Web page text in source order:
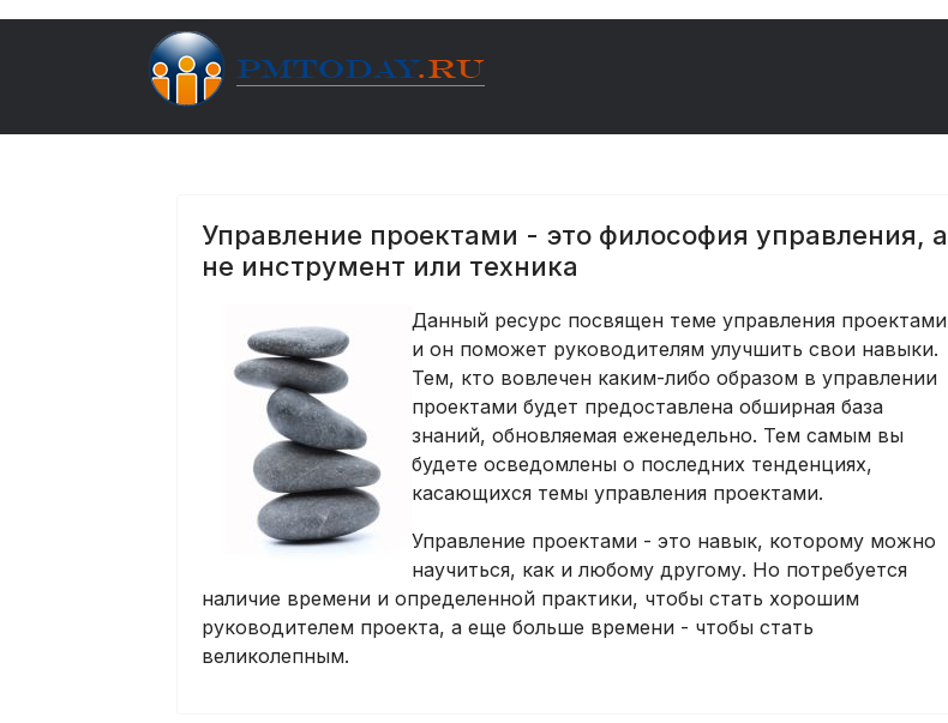
Управление проектами - это философия управления, а
не инструмент или техника
Данный ресурс посвящен теме управления проектами
и он поможет руководителям улучшить свои навыки.
Тем, кто вовлечен каким-либо образом в управлении
проектами будет предоставлена обширная база
знаний, обновляемая еженедельно. Тем самым вы
будете осведомлены о последних тенденциях,
касающихся темы управления проектами.
Управление проектами - это навык, которому можно
научиться, как и любому другому. Но потребуется
наличие времени и определенной практики, чтобы стать хорошим
руководителем проекта, а еще больше времени - чтобы стать
великолепным.